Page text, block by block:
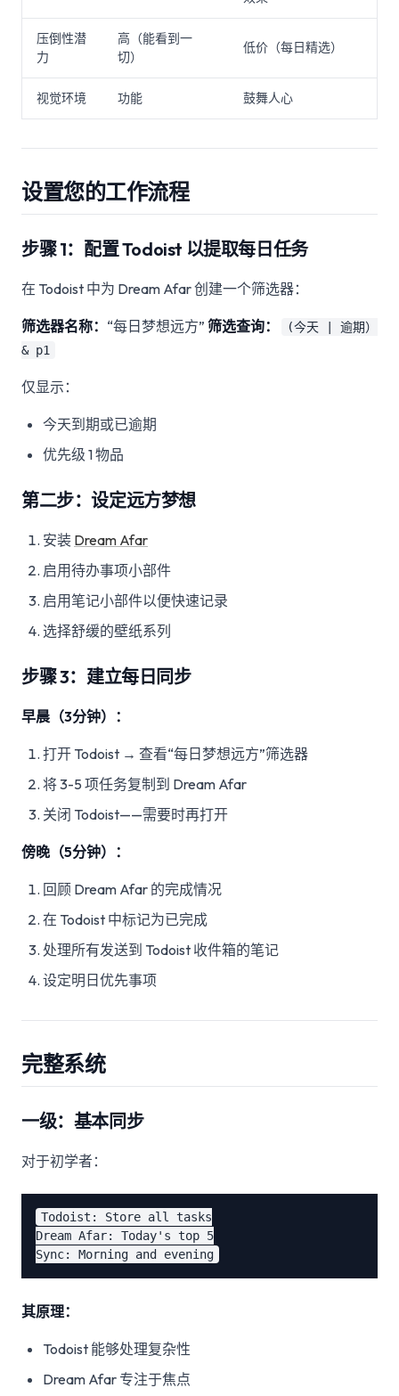
压倒性潜
力
高（能看到一
切）
低价（每日精选）
视觉环境 功能 鼓舞人心
设置您的工作流程
步骤 1：配置 Todoist 以提取每日任务
在 Todoist 中为 Dream Afar 创建一个筛选器：
筛选器名称： “每日梦想远方” 筛选查询：
(今天 | 逾期）
& p1
仅显示：
今天到期或已逾期
优先级 1 物品
第二步：设定远方梦想
安装 Dream Afar
启用待办事项小部件
启用笔记小部件以便快速记录
选择舒缓的壁纸系列
步骤 3：建立每日同步
早晨（3分钟）：
打开 Todoist → 查看“每日梦想远方”筛选器
将 3-5 项任务复制到 Dream Afar
关闭 Todoist——需要时再打开
傍晚（5分钟）：
回顾 Dream Afar 的完成情况
在 Todoist 中标记为已完成
处理所有发送到 Todoist 收件箱的笔记
设定明日优先事项
完整系统
一级：基本同步
对于初学者：
Todoist: Store all tasks
Dream Afar: Today's top 5
其原理：
Todoist 能够处理复杂性
Dream Afar 专注于焦点